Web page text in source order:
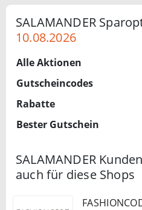
SALAMANDER
10.08.2026
Alle Aktionen
Gutscheincodes
Rabatte
Bester Gutschein
SALAMANDER
auch für diese Shops